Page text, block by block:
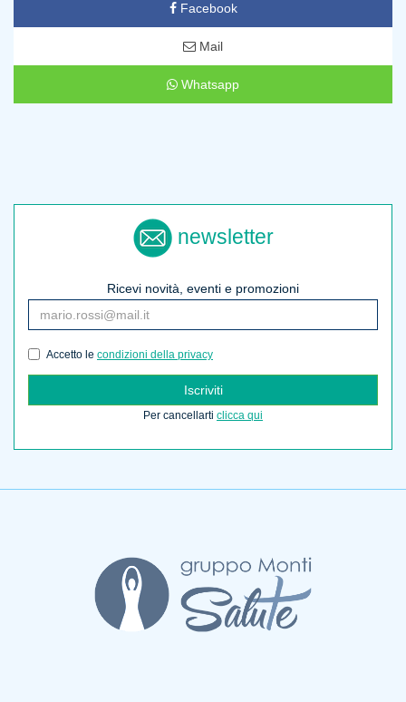
Facebook
Mail
Whatsapp
newsletter
Ricevi novità, eventi e promozioni
Accetto le condizioni della privacy
Iscriviti
Per cancellarti clicca qui